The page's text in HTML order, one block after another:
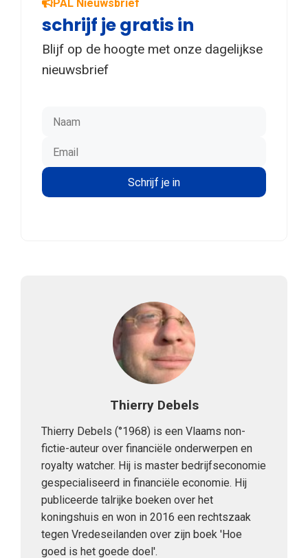
PAL Nieuwsbrief
schrijf je gratis in
Blijf op de hoogte met onze dagelijkse
nieuwsbrief
Thierry Debels
Thierry Debels (°1968) is een Vlaams non-
fictie-auteur over financiële onderwerpen en
royalty watcher. Hij is master bedrijfseconomie
gespecialiseerd in financiële economie. Hij
publiceerde talrijke boeken over het
koningshuis en won in 2016 een rechtszaak
tegen Vredeseilanden over zijn boek 'Hoe
goed is het goede doel'.